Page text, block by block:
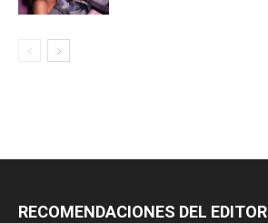
RECOMENDACIONES DEL EDITOR